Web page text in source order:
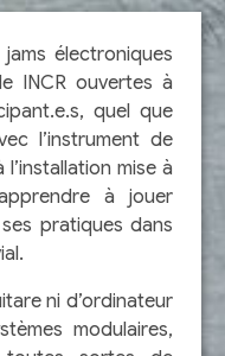
électroniques
INCR ouvertes à
quel que
l’instrument de
mise à
à jouer
pratiques dans
ni d’ordinateur
modulaires,